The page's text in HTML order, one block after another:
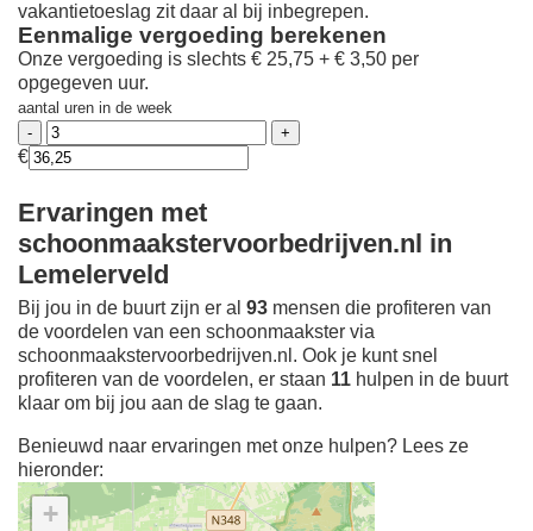
vakantietoeslag zit daar al bij inbegrepen.
Eenmalige vergoeding berekenen
Onze vergoeding is slechts € 25,75 + € 3,50 per
opgegeven uur.
aantal uren in de week
€
Ervaringen met
schoonmaakstervoorbedrijven.nl in
Lemelerveld
Bij jou in de buurt zijn er al 93 mensen die profiteren van
de voordelen van een schoonmaakster via
schoonmaakstervoorbedrijven.nl. Ook je kunt snel
profiteren van de voordelen, er staan 11 hulpen in de buurt
klaar om bij jou aan de slag te gaan.
Benieuwd naar ervaringen met onze hulpen? Lees ze
hieronder:
+